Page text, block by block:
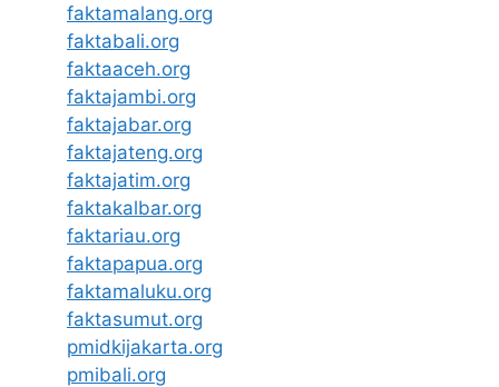
faktamalang.org
faktabali.org
faktaaceh.org
faktajambi.org
faktajabar.org
faktajateng.org
faktajatim.org
faktakalbar.org
faktariau.org
faktapapua.org
faktamaluku.org
faktasumut.org
pmidkijakarta.org
pmibali.org